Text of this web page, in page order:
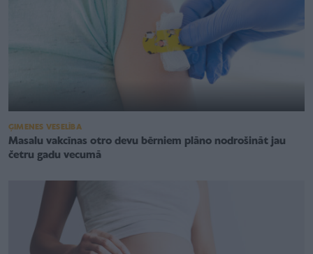
ĢIMENES VESELĪBA
Masalu vakcīnas otro devu bērniem plāno nodrošināt jau
četru gadu vecumā